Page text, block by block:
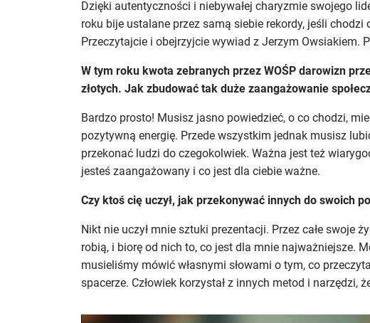
Dzięki autentyczności i niebywałej charyzmie swojego
roku bije ustalane przez samą siebie rekordy, jeśli
Przeczytajcie i obejrzyjcie wywiad z Jerzym Owsiakiem.
W tym roku kwota zebranych przez WOŚP darowizn
złotych. Jak zbudować tak duże zaangażowanie
Bardzo prosto! Musisz jasno powiedzieć, o co chodzi,
pozytywną energię. Przede wszystkim jednak musisz
przekonać ludzi do czegokolwiek. Ważna jest też
jesteś zaangażowany i co jest dla ciebie ważne.
Czy ktoś cię uczył, jak przekonywać innych do swoich
Nikt nie uczył mnie sztuki prezentacji. Przez całe swoje
robią, i biorę od nich to, co jest dla mnie najważniejsze.
musieliśmy mówić własnymi słowami o tym, co
spacerze. Człowiek korzystał z innych metod i narzędzi,